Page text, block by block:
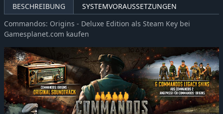
BESCHREIBUNG
SYSTEMVORAUSSETZUNGEN
Commandos: Origins - Deluxe Edition als Steam Key bei
Gamesplanet.com kaufen